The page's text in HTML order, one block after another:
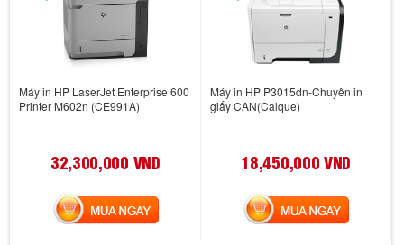
Máy in HP LaserJet Enterprise 600
Printer M602n (CE991A)
32,300,000 VND
MUA NGAY
Máy in HP P3015dn-Chuyên in
giấy CAN(Calque)
18,450,000 VND
MUA NGAY